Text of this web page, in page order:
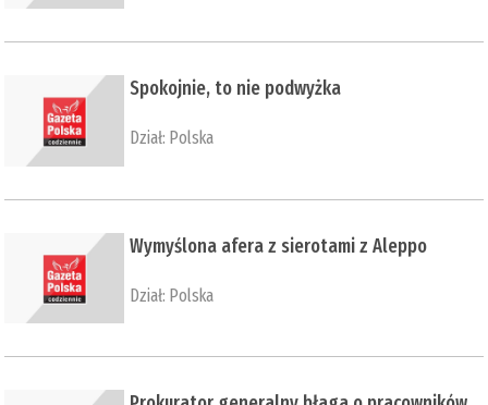
Spokojnie, to nie podwyżka
Dział: Polska
Wymyślona afera z sierotami z Aleppo
Dział: Polska